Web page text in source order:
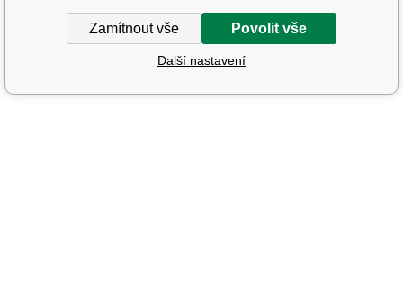
Zamítnout vše Povolit vše
Další nastavení